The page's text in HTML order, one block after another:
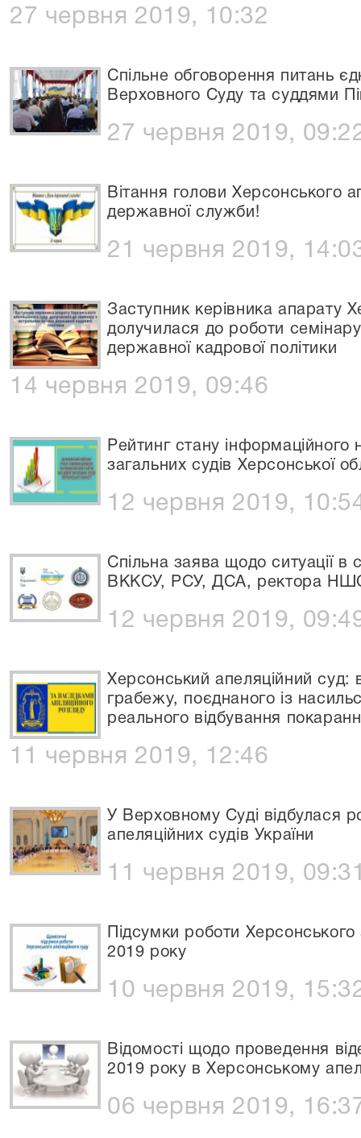
27 червня 2019, 10:32
Спільне обговорення питань
Верховного Суду та суддями
27 червня 2019,
Вітання голови Херсонського
державної служби!
21 червня 2019,
Заступник керівника апарату
долучилася до роботи семінару
державної кадрової політики
14 червня 2019, 09:46
Рейтинг стану інформаційного
загальних судів Херсонської
12 червня 2019,
Спільна заява щодо ситуації в
ВККСУ, РСУ, ДСА, ректора
12 червня 2019,
Херсонський апеляційний суд:
грабежу, поєднаного із
реального відбування
11 червня 2019, 12:46
У Верховному Суді відбулася
апеляційних судів України
11 червня 2019,
Підсумки роботи
2019 року
10 червня 2019,
Відомості щодо проведення
2019 року в Херсонському
06 червня 2019,